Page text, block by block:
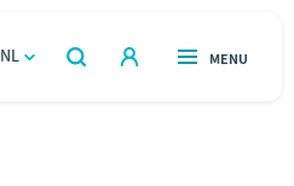
NL
OPEN
ZOEKEN
OPEN
MENU